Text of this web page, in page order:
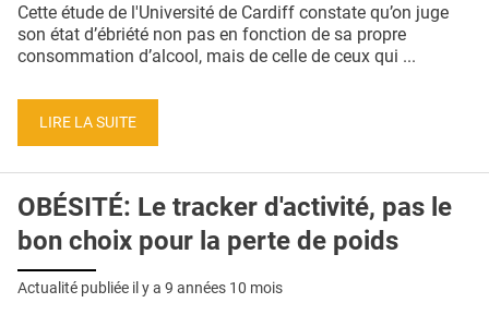
QUI SOMMES-NOUS ?
CONDITIONS GÉNÉRALES
CRÉDITS
Cette étude de l'Université de Cardiff constate qu’on juge
son état d’ébriété non pas en fonction de sa propre
consommation d’alcool, mais de celle de ceux qui ...
LIRE LA SUITE
OBÉSITÉ: Le tracker d'activité, pas le
bon choix pour la perte de poids
Actualité publiée il y a 9 années 10 mois